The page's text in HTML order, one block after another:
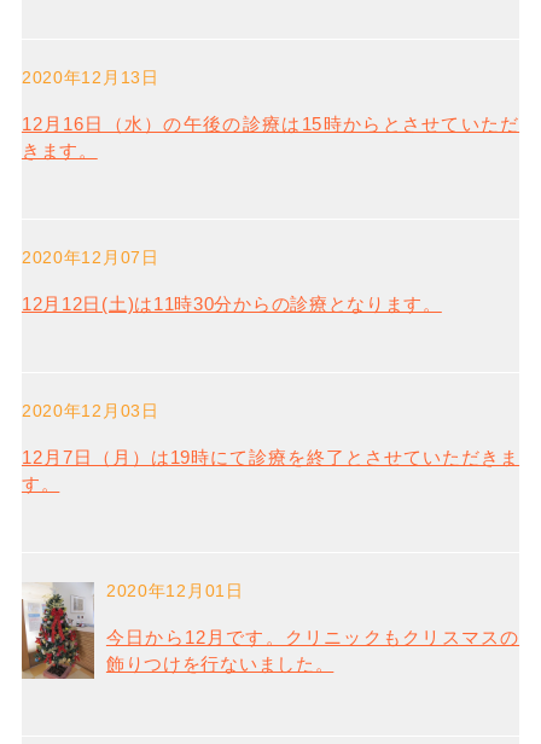
2020年12月13日
12月16日（水）の午後の診療は15時からとさせていただ
きます。
2020年12月07日
12月12日(土)は11時30分からの診療となります。
2020年12月03日
12月7日（月）は19時にて診療を終了とさせていただきま
す。
2020年12月01日
今日から12月です。クリニックもクリスマスの
飾りつけを行ないました。